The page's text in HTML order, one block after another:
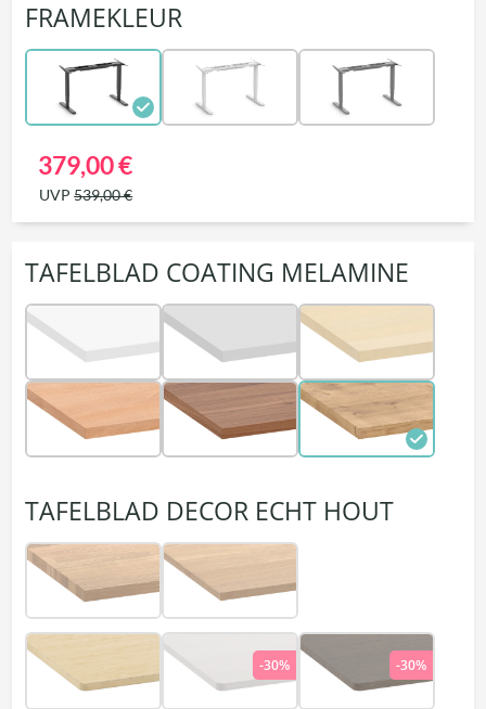
FRAMEKLEUR
379,00 €
UVP539,00 €
TAFELBLAD COATING MELAMINE
TAFELBLAD DECOR ECHT HOUT
-30% -30%